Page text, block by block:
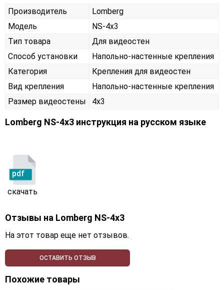
Производитель
Lomberg
Модель
NS-4х3
Тип товара
Для видеостен
Способ установки
Напольно-настенные крепления
Категория
Крепления для видеостен
Вид крепления
Напольно-настенные крепления
Размер видеостены
4x3
Lomberg NS-4х3 инструкция на русском языке
pdf
скачать
Отзывы на Lomberg NS-4х3
На этот товар еще нет отзывов.
ОСТАВИТЬ ОТЗЫВ
Похожие товары